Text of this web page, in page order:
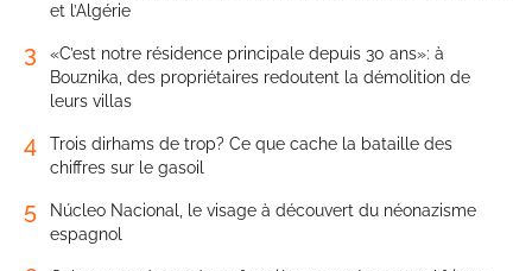
et l’Algérie
3
«C’est notre résidence principale depuis 30 ans»: à
Bouznika, des propriétaires redoutent la démolition de
leurs villas
4
Trois dirhams de trop? Ce que cache la bataille des
chiffres sur le gasoil
5
Núcleo Nacional, le visage à découvert du néonazisme
espagnol